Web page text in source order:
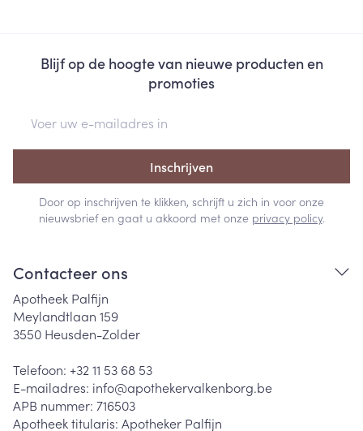
Blijf op de hoogte van nieuwe producten en
promoties
Inschrijven
Door op inschrijven te klikken, schrijft u zich in voor onze
nieuwsbrief en gaat u akkoord met onze privacy policy.
Contacteer ons
Apotheek Palfijn
Meylandtlaan 159
3550 Heusden-Zolder
Telefoon: +32 11 53 68 53
E-mailadres: info@apothekervalkenborg.be
APB nummer: 716503
Apotheek titularis: Apotheker Palfijn